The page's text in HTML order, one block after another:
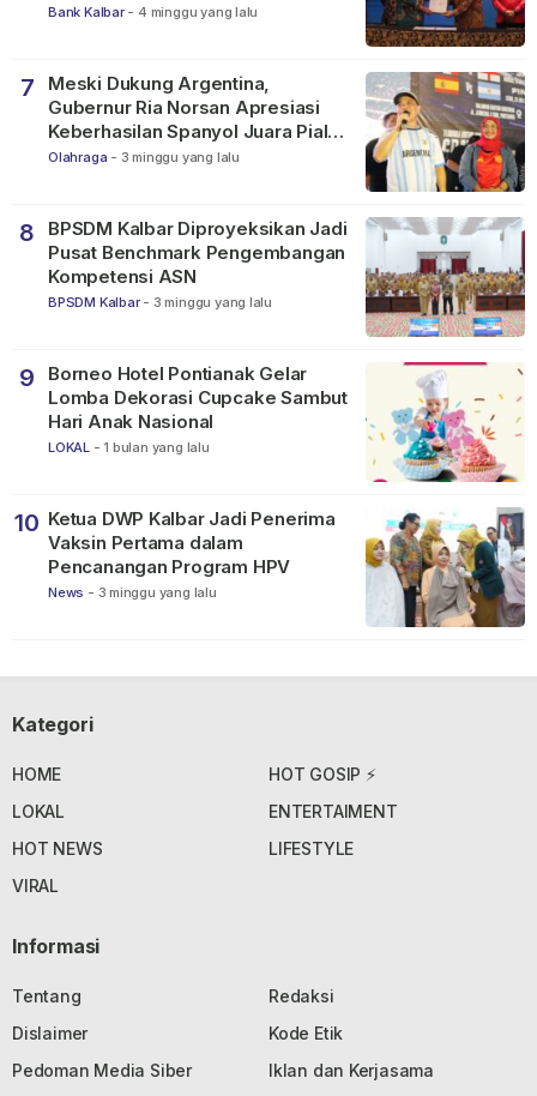
Bank Kalbar - 4 minggu yang lalu
7
Meski Dukung Argentina,
Gubernur Ria Norsan Apresiasi
Keberhasilan Spanyol Juara Piala
Dunia FIFA 2026
Olahraga - 3 minggu yang lalu
8
BPSDM Kalbar Diproyeksikan Jadi
Pusat Benchmark Pengembangan
Kompetensi ASN
BPSDM Kalbar - 3 minggu yang lalu
9
Borneo Hotel Pontianak Gelar
Lomba Dekorasi Cupcake Sambut
Hari Anak Nasional
LOKAL - 1 bulan yang lalu
10 Ketua DWP Kalbar Jadi Penerima
Vaksin Pertama dalam
Pencanangan Program HPV
News - 3 minggu yang lalu
Kategori
HOME
HOT GOSIP ⚡
LOKAL
ENTERTAIMENT
HOT NEWS
LIFESTYLE
VIRAL
Informasi
Tentang
Redaksi
Dislaimer
Kode Etik
Pedoman Media Siber
Iklan dan Kerjasama